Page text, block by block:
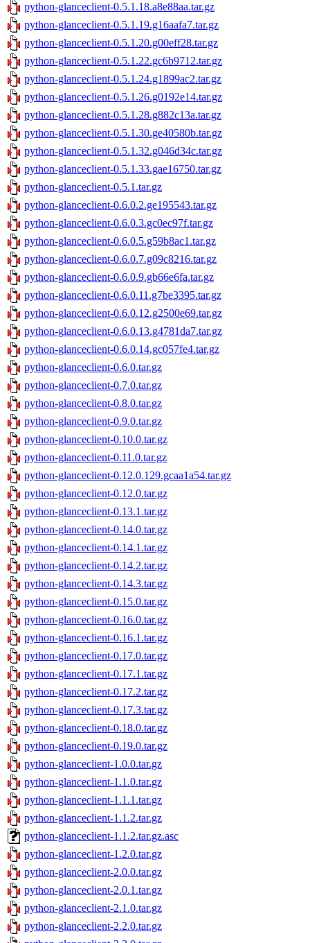
python-glanceclient-0.5.1.18.a8e88aa.tar.gz
python-glanceclient-0.5.1.19.g16aafa7.tar.gz
python-glanceclient-0.5.1.20.g00eff28.tar.gz
python-glanceclient-0.5.1.22.gc6b9712.tar.gz
python-glanceclient-0.5.1.24.g1899ac2.tar.gz
python-glanceclient-0.5.1.26.g0192e14.tar.gz
python-glanceclient-0.5.1.28.g882c13a.tar.gz
python-glanceclient-0.5.1.30.ge40580b.tar.gz
python-glanceclient-0.5.1.32.g046d34c.tar.gz
python-glanceclient-0.5.1.33.gae16750.tar.gz
python-glanceclient-0.5.1.tar.gz
python-glanceclient-0.6.0.2.ge195543.tar.gz
python-glanceclient-0.6.0.3.gc0ec97f.tar.gz
python-glanceclient-0.6.0.5.g59b8ac1.tar.gz
python-glanceclient-0.6.0.7.g09c8216.tar.gz
python-glanceclient-0.6.0.9.gb66e6fa.tar.gz
python-glanceclient-0.6.0.11.g7be3395.tar.gz
python-glanceclient-0.6.0.12.g2500e69.tar.gz
python-glanceclient-0.6.0.13.g4781da7.tar.gz
python-glanceclient-0.6.0.14.gc057fe4.tar.gz
python-glanceclient-0.6.0.tar.gz
python-glanceclient-0.7.0.tar.gz
python-glanceclient-0.8.0.tar.gz
python-glanceclient-0.9.0.tar.gz
python-glanceclient-0.10.0.tar.gz
python-glanceclient-0.11.0.tar.gz
python-glanceclient-0.12.0.129.gcaa1a54.tar.gz
python-glanceclient-0.12.0.tar.gz
python-glanceclient-0.13.1.tar.gz
python-glanceclient-0.14.0.tar.gz
python-glanceclient-0.14.1.tar.gz
python-glanceclient-0.14.2.tar.gz
python-glanceclient-0.14.3.tar.gz
python-glanceclient-0.15.0.tar.gz
python-glanceclient-0.16.0.tar.gz
python-glanceclient-0.16.1.tar.gz
python-glanceclient-0.17.0.tar.gz
python-glanceclient-0.17.1.tar.gz
python-glanceclient-0.17.2.tar.gz
python-glanceclient-0.17.3.tar.gz
python-glanceclient-0.18.0.tar.gz
python-glanceclient-0.19.0.tar.gz
python-glanceclient-1.0.0.tar.gz
python-glanceclient-1.1.0.tar.gz
python-glanceclient-1.1.1.tar.gz
python-glanceclient-1.1.2.tar.gz
python-glanceclient-1.1.2.tar.gz.asc
python-glanceclient-1.2.0.tar.gz
python-glanceclient-2.0.0.tar.gz
python-glanceclient-2.0.1.tar.gz
python-glanceclient-2.1.0.tar.gz
python-glanceclient-2.2.0.tar.gz